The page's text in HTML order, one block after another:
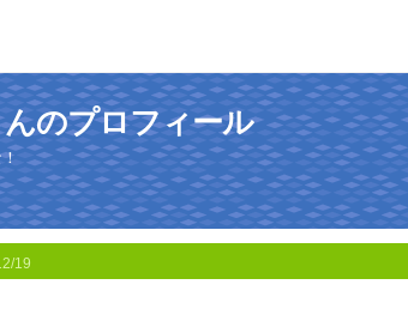
のプロフィール
19